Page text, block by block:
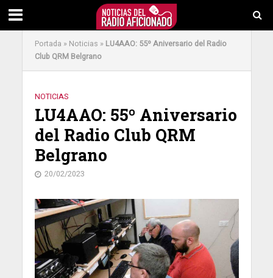
Portada » Noticias » LU4AAO: 55º Aniversario del Radio
Club QRM Belgrano
NOTICIAS
LU4AAO: 55º Aniversario
del Radio Club QRM
Belgrano
20/02/2023